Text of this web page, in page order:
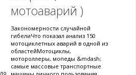
мотоаварий )
Закономерности случайной
гибелиЧто показал анализ 150
мотоциклетных аварий в одной из
областейМотоциклы,
мотороллеры, мопеды &mdash;
самые массовые транспортные